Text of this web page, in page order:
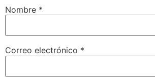
Nombre *
Correo electrónico *